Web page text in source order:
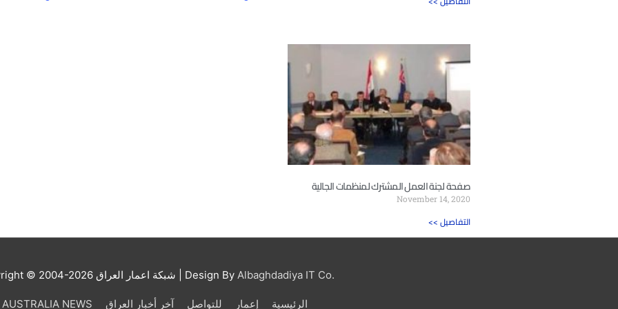
صفحة لجنة العمل المشترك لمنظمات الجالية
November 14, 2020
<< التفاصيل
© 2004-2026 شبكة اعمار العراق | Design By Albaghdadiya IT Co.
AUSTRALIA NEWS آخر أخبار العراق للتواصل إعمار الرئيسية